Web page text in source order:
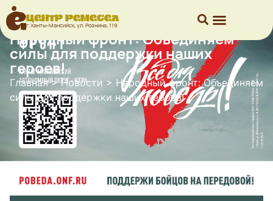
Центр ремесел
г. Ханты-Мансийск, ул. Рознина, 119
Народный фронт: Объединяем
силы для поддержки наших
героев!
Главная>Новости > Народный фронт: Объединяем
силы для поддержки наших героев!